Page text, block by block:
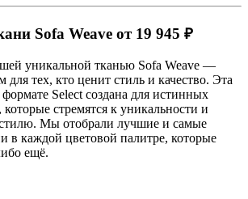
Sofa Weave от 19 945 ₽
уникальной тканью Sofa Weave —
тех, кто ценит стиль и качество. Эта
Select создана для истинных
стремятся к уникальности и
Мы отобрали лучшие и самые
в каждой цветовой палитре, которые
ещё.